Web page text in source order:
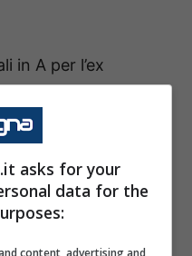
in A per l’ex
nera dei
non sbaglia e sigla
si conferma
asks for your
data for the
content, advertising and